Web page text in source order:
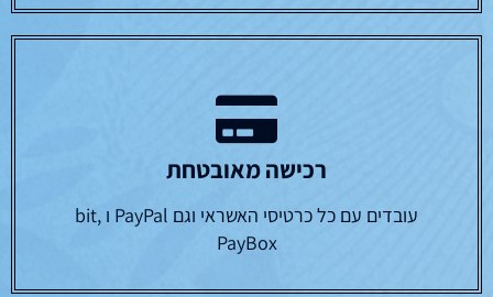
רכישה מאובטחת
עובדים עם כל כרטיסי האשראי וגם PayPal ו bit,
PayBox